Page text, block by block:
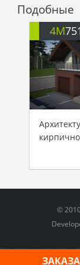
дома, вслед
детвора и
она точно
оценят ее
за ветку,
которые
Подобные
4M
©
This site is protected by